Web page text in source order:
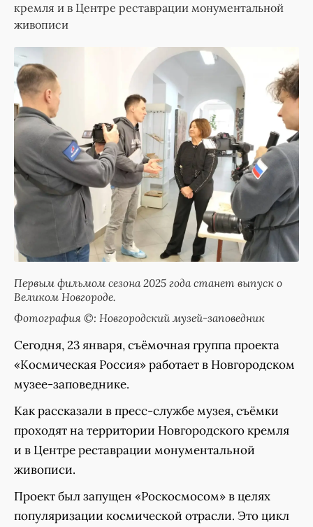
кремля и в Центре реставрации монументальной
живописи
Первым фильмом сезона 2025 года станет выпуск о
Великом Новгороде.
Фотография ©: Новгородский музей-заповедник
Сегодня, 23 января, съёмочная группа проекта
«Космическая Россия» работает в Новгородском
музее-заповеднике.
Как рассказали в пресс-службе музея, съёмки
проходят на территории Новгородского кремля
и в Центре реставрации монументальной
живописи.
Проект был запущен «Роскосмосом» в целях
популяризации космической отрасли. Это цикл